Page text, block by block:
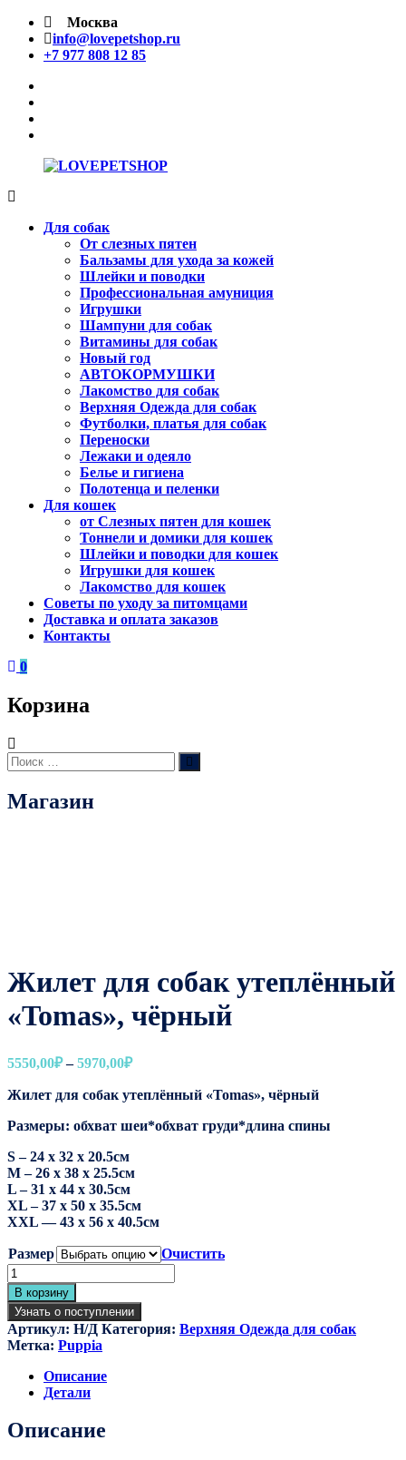
Перейти
содержимому
Москва
info@lovepetshop.ru
+7 977 808 12 85
для
животных
Для собак
От слезных пятен
Бальзамы для ухода за кожей
Шлейки и поводки
Профессиональная амуниция
Игрушки
Шампуни для собак
Витамины для собак
Новый год
АВТОКОРМУШКИ
Лакомство для собак
Верхняя Одежда для собак
Футболки, платья для собак
Переноски
Лежаки и одеяло
Белье и гигиена
Полотенца и пеленки
Для кошек
от Слезных пятен для кошек
Тоннели и домики для кошек
Шлейки и поводки для кошек
Игрушки для кошек
Лакомство для кошек
Советы по уходу за питомцами
Доставка и оплата заказов
Контакты
0
Корзина
Искать: Поиск
Магазин
Жилет для собак утеплённый
«Tomas», чёрный
5550,00₽ – 5970,00₽Диапазон
5550,00₽
5970,00₽
Жилет для собак утеплённый «Tomas», чёрный
Размеры: обхват шеи*обхват груди*длина спины
S – 24 х 32 х 20.5см
M – 26 х 38 х 25.5см
L – 31 х 44 х 30.5см
XL – 37 х 50 х 35.5см
XXL — 43 х 56 х 40.5см
Размер
Очистить
Количество
товара
Жилет
для
собак
утеплённый
"Tomas",
чёрный
В корзину
Узнать о поступлении
Артикул: Н/Д Категория: Верхняя Одежда для собак
Метка: Puppia
Описание
Детали
Описание